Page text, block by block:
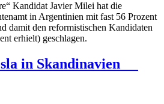
Kandidat Javier Milei hat die
in Argentinien mit fast 56 Prozent
damit den reformistischen Kandidaten
erhielt) geschlagen.
in Skandinavien